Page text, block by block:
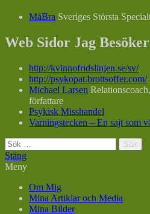
MåBra Sveriges Största
Web Sidor Jag Besöker
http://kvinnofridslinjen.se/sv/
http://psykopat.brottsoffer.com/
Michael Larsen
författare
Psykisk Misshandel
Varningstecken – En sajt som
Sök
efter:
Stäng
Meny
Om Mig
Mina Artiklar och Media
Mina Bilder